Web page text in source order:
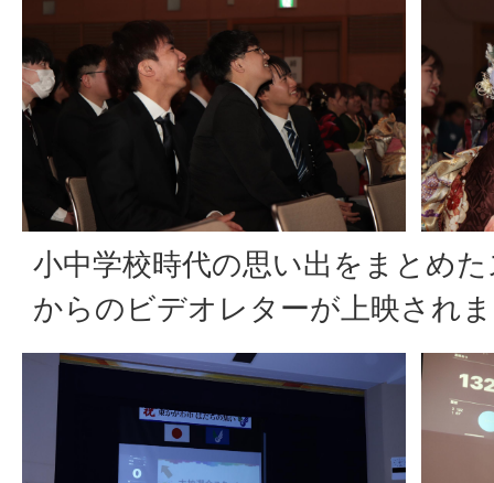
小中学校時代の思い出をまとめ
からのビデオレターが上映され